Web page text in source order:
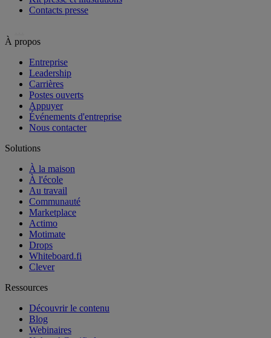
Contacts presse
À propos
Entreprise
Leadership
Carrières
Postes ouverts
Appuyer
Événements d'entreprise
Nous contacter
Solutions
À la maison
À l'école
Au travail
Communauté
Marketplace
Actimo
Motimate
Drops
Whiteboard.fi
Clever
Ressources
Découvrir le contenu
Blog
Webinaires